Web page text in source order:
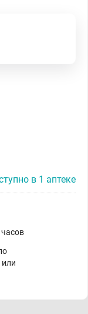
в 1 аптеке
или